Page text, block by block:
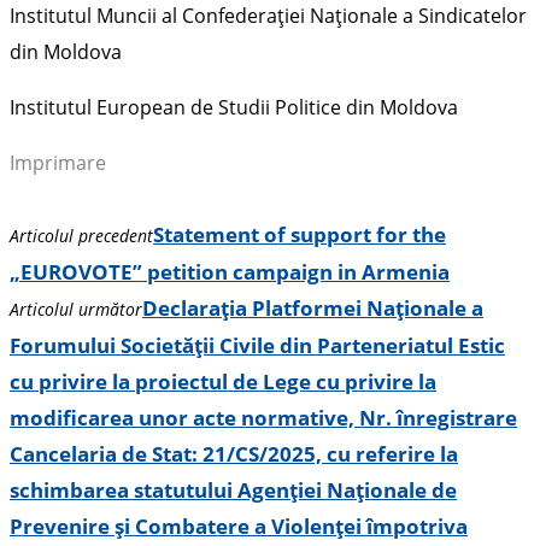
Institutul Muncii al Confederației Naționale a Sindicatelor
din Moldova
Institutul European de Studii Politice din Moldova
Imprimare
Articolul precedentStatement of support for the
„EUROVOTE” petition campaign in Armenia
Articolul următorDeclarația Platformei Naționale a
Forumului Societății Civile din Parteneriatul Estic
cu privire la proiectul de Lege cu privire la
modificarea unor acte normative, Nr. înregistrare
Cancelaria de Stat: 21/CS/2025, cu referire la
schimbarea statutului Agenției Naționale de
Prevenire și Combatere a Violenței împotriva